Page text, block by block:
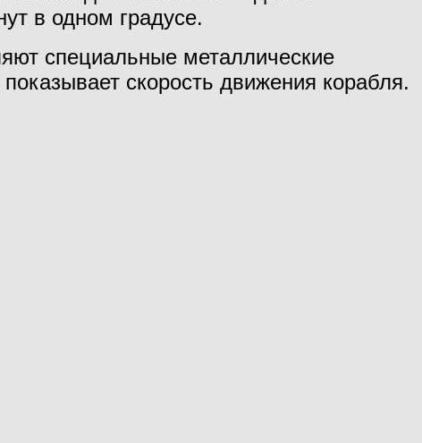
в одном градусе.
специальные металлические
скорость движения корабля.